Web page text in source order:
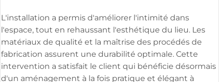
L'installation a permis d'améliorer l'intimité dans
l'espace, tout en rehaussant l'esthétique du lieu. Les
matériaux de qualité et la maîtrise des procédés de
fabrication assurent une durabilité optimale. Cette
intervention a satisfait le client qui bénéficie désormais
d'un aménagement à la fois pratique et élégant à